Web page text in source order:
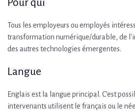
Pour qui
Tous les employeurs ou employés
transformation numérique/durable, de
des autres technologies émergentes.
Langue
Englais est la langue principal. C'est
intervenants utilisent le français ou le